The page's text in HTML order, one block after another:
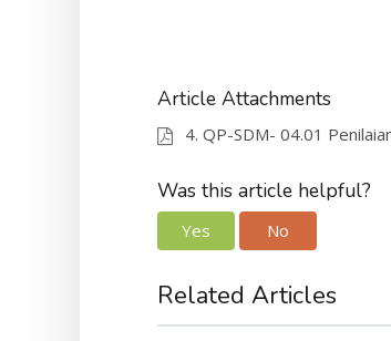
Article Attachments
4. QP-SDM- 04.01
Was this article helpful?
Yes No
Related Articles